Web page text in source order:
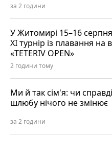
за 2 години
У Житомирі 15–16 серпня
XI турнір із плавання на
«TETERIV OPEN»
2 години тому
Ми й так сім'я: чи
шлюбу нічого не змінює
за 2 години